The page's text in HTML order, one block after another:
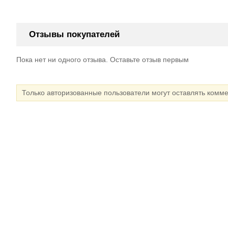
Отзывы покупателей
Пока нет ни одного отзыва. Оставьте отзыв первым
Только авторизованные пользователи могут оставлять